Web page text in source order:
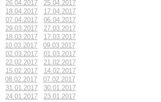
26.04.2017
25.04.2017
18.04.2017
17.04.2017
07.04.2017
06.04.2017
29.03.2017
27.03.2017
18.03.2017
17.03.2017
10.03.2017
09.03.2017
02.03.2017
01.03.2017
22.02.2017
21.02.2017
15.02.2017
14.02.2017
08.02.2017
07.02.2017
31.01.2017
30.01.2017
24.01.2017
23.01.2017